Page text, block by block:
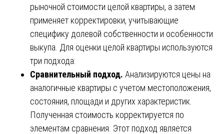
рыночной стоимости целой квартиры, а затем
применяет корректировки, учитывающие
специфику долевой собственности и особенности
выкупа. Для оценки целой квартиры используются
три подхода:
Сравнительный подход. Анализируются цены на
аналогичные квартиры с учетом местоположения,
состояния, площади и других характеристик.
Полученная стоимость корректируется по
элементам сравнения. Этот подход является